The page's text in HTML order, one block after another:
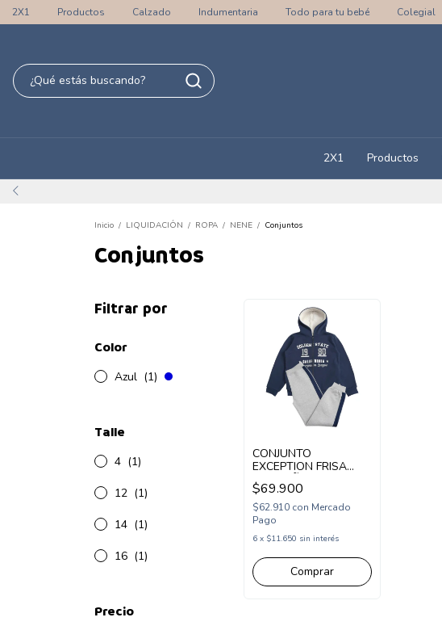
2X1 Productos Calzado Indumentaria Todo para tu bebé Colegial
2X1 Productos
Inicio / LIQUIDACIÓN / ROPA / NENE / Conjuntos
Conjuntos
Filtrar por
Color
Azul (1)
Talle
4 (1)
12 (1)
14 (1)
16 (1)
Precio
CONJUNTO
EXCEPTION FRISA
1980 NIÑO
(EX26HK56)
$69.900
$62.910 con Mercado
Pago
6 x $11.650 sin interés
Comprar